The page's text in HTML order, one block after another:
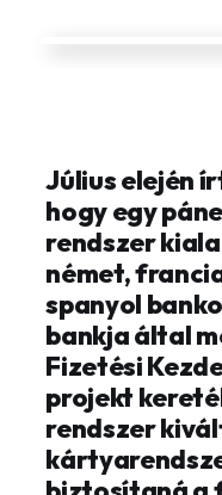
Július elején
hogy egy
rendszer
német,
spanyol
bankja által
Fizetési
projekt
rendszer